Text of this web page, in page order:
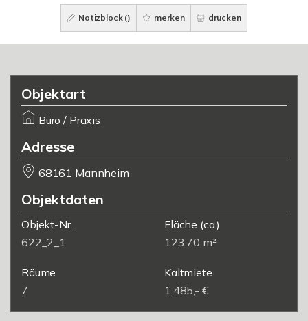
Notizblock () merken drucken
Objektart
Büro / Praxis
Adresse
68161 Mannheim
Objektdaten
Objekt-Nr.
622_2_1
Fläche (ca.)
123,70 m²
Räume
7
Kaltmiete
1.485,- €